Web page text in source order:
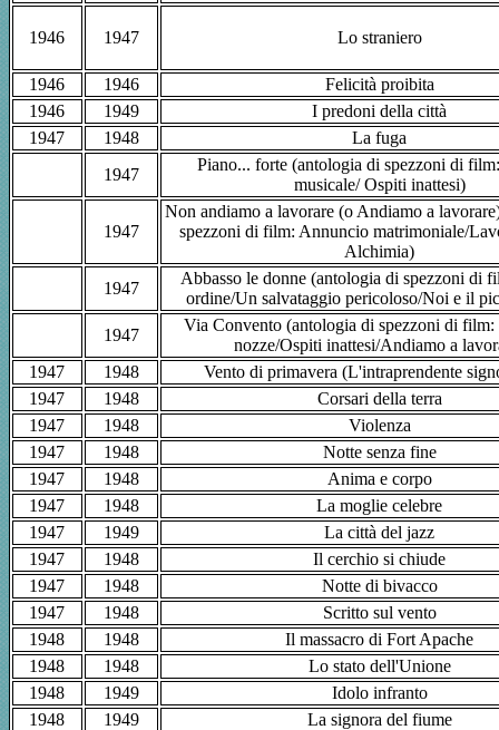
1946 1947 Lo straniero
1946 1946
Felicità proibita
1946
1949
I predoni della città
1947
1948
La fuga
1947
Piano... forte (antologia di spezzoni di
musicale/ Ospiti inattesi)
1947
Non andiamo a lavorare (o Andiamo a
spezzoni di film: Annuncio matrimoniale/
Alchimia)
1947
Abbasso le donne (antologia di spezzoni di
ordine/Un salvataggio pericoloso/Noi e il
1947
Via Convento (antologia di spezzoni di
nozze/Ospiti inattesi/Andiamo a
1947
1948
Vento di primavera (L'intraprendente
1947
1948
Corsari della terra
1947
1948
Violenza
1947
1948
Notte senza fine
1947
1948
Anima e corpo
1947
1948
La moglie celebre
1947
1949
La città del jazz
1947
1948
Il cerchio si chiude
1947
1948
Notte di bivacco
1947
1948
Scritto sul vento
1948
1948
Il massacro di Fort Apache
1948
1948
Lo stato dell'Unione
1948
1949
Idolo infranto
1948
1949
La signora del fiume